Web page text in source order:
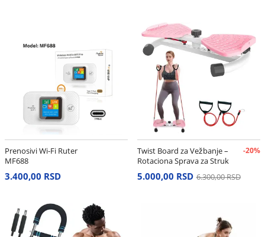
Prenosivi Wi-Fi Ruter
MF688
3.400,00 RSD
Twist Board za Vežbanje –
Rotaciona Sprava za Struk
i Stomak
-20%
5.000,00 RSD 6.300,00 RSD